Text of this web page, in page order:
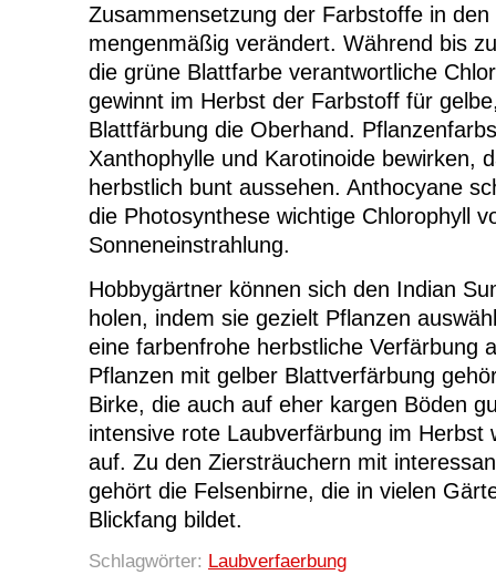
Zusammensetzung der Farbstoffe in
mengenmäßig verändert. Während bis
die grüne Blattfarbe verantwortliche
gewinnt im Herbst der Farbstoff für
Blattfärbung die Oberhand.
Xanthophylle und Karotinoide bewirken,
herbstlich bunt aussehen. Anthocyane
die Photosynthese wichtige Chlorophyll
Sonneneinstrahlung.
Hobbygärtner können sich den Indian
holen, indem sie gezielt Pflanzen
eine farbenfrohe herbstliche Verfärbung
Pflanzen mit gelber Blattverfärbung
Birke, die auch auf eher kargen Böden
intensive rote Laubverfärbung im Herbst
auf. Zu den Ziersträuchern mit
gehört die Felsenbirne, die in vielen
Blickfang bildet.
Schlagwörter: Laubverfaerbung